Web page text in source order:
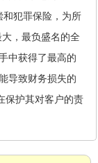
犯罪保险，为所
，最负盛名的全
中获得了最高的
导致财务损失的
保护其对客户的责